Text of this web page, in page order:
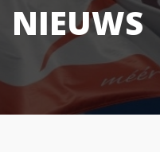
NIEUWS